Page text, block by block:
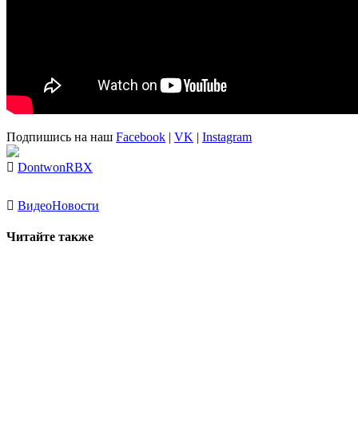
Подпишись на наш Facebook | VK | Instagram
DontwonRBX
ВидеоНовости
Читайте также